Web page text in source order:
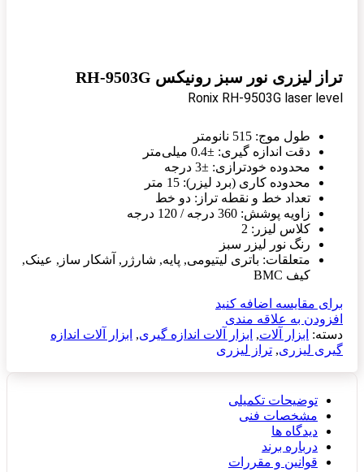
تراز لیزری نور سبز رونیکس RH-9503G
Ronix RH-9503G laser level
طول موج: 515 نانومتر
دقت اندازه گیری: ±0.4 میلی‌متر
محدوده خودترازی: ±3 درجه
محدوده کاری (برد لیزر): 15 متر
تعداد خط و نقطه تراز: دو خط
زاویه پوشش: 360 درجه / 120 درجه
کلاس لیزر: 2
رنگ نور لیزر سبز
متعلقات: باتری لیتیومی, پایه, شارژر, آشکار ساز, عینک,
کیف BMC
برای مقایسه اضافه کنید
افزودن به علاقه مندی
دسته: ابزار آلات, ابزار آلات اندازه گیری, ابزار آلات اندازه
گیری لیزری, تراز لیزری
توضیحات تکمیلی
مشخصات فنی
دیدگاه ها
درباره برند
قوانین و مقررات